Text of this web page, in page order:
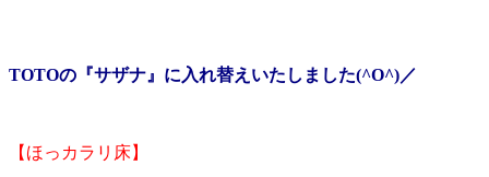
TOTOの『サザナ』 に入れ替えいたしました(^O^)／
【ほっカラリ床】